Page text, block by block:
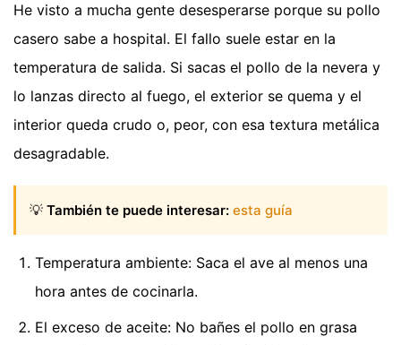
He visto a mucha gente desesperarse porque su pollo
casero sabe a hospital. El fallo suele estar en la
temperatura de salida. Si sacas el pollo de la nevera y
lo lanzas directo al fuego, el exterior se quema y el
interior queda crudo o, peor, con esa textura metálica
desagradable.
💡 También te puede interesar: esta guía
Temperatura ambiente: Saca el ave al menos una
hora antes de cocinarla.
El exceso de aceite: No bañes el pollo en grasa